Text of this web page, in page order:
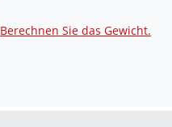
Berechnen Sie das Gewicht.